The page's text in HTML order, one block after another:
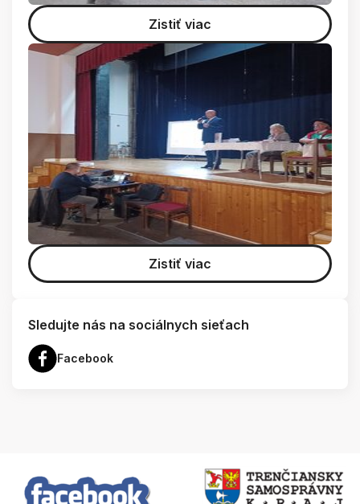
Zistiť viac
Zistiť viac
Sledujte nás na sociálnych sieťach
Facebook